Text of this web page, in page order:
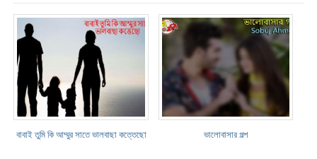
বাবাই তুমি কি আম্মুর সাতে ভালবাছা কত্তেছো ভালোবাসার গল্প